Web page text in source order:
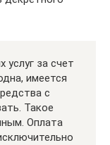
за счет
имеется
с
Такое
Оплата